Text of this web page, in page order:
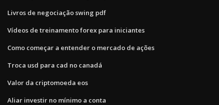
Livros de negociação swing pdf
Vídeos de treinamento forex para iniciantes
Como começar a entender o mercado de ações
Troca usd para cad no canadá
Valor da criptomoeda eos
Aliar investir no mínimo a conta